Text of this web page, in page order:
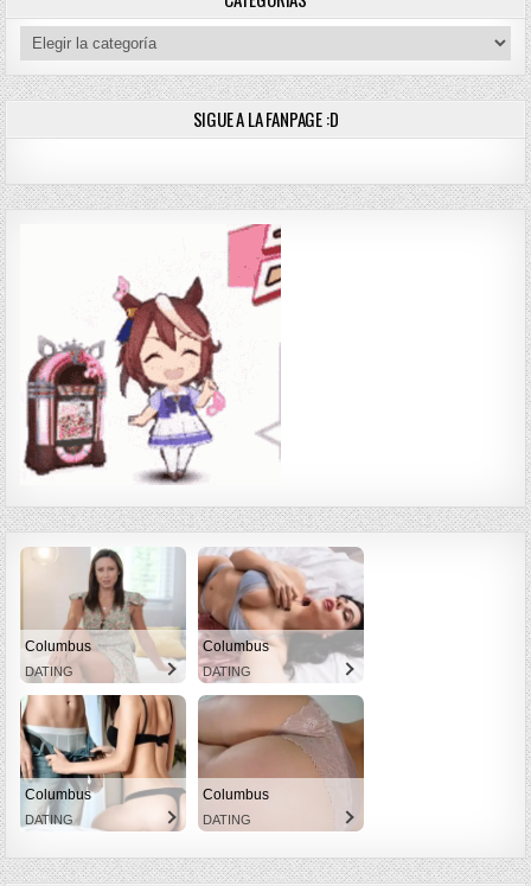
Categorías
SIGUE A LA FANPAGE :D
Columbus
DATING
Columbus
DATING
Columbus
DATING
Columbus
DATING